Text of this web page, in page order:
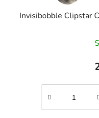
Invisibobble Clipstar